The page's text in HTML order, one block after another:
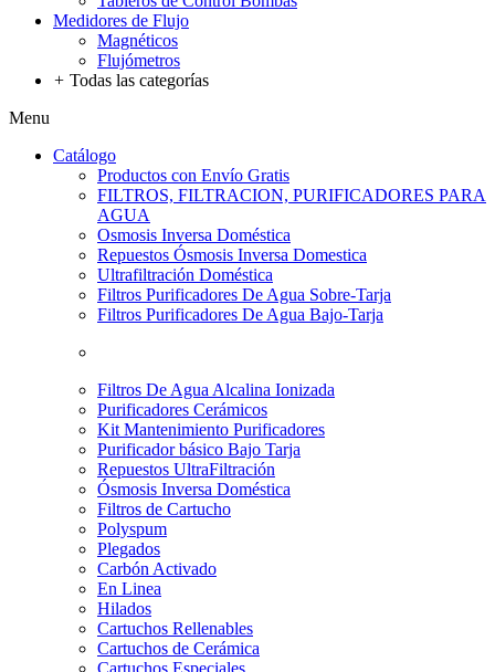
Medidores de Flujo
Magnéticos
Flujómetros
+ Todas las categorías
Menu
Catálogo
Productos con Envío Gratis
FILTROS, FILTRACION, PURIFICADORES PARA
AGUA
Osmosis Inversa Doméstica
Repuestos Ósmosis Inversa Domestica
Ultrafiltración Doméstica
Filtros Purificadores De Agua Sobre-Tarja
Filtros Purificadores De Agua Bajo-Tarja
Filtros De Agua Alcalina Ionizada
Purificadores Cerámicos
Kit Mantenimiento Purificadores
Purificador básico Bajo Tarja
Repuestos UltraFiltración
Ósmosis Inversa Doméstica
Filtros de Cartucho
Polyspum
Plegados
Carbón Activado
En Linea
Hilados
Cartuchos Rellenables
Cartuchos de Cerámica
Cartuchos Especiales